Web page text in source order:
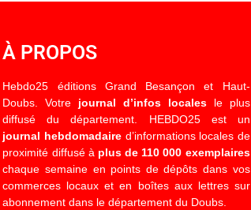
À PROPOS
Hebdo25 éditions Grand Besançon et Haut-
Doubs. Votre journal d’infos localesle plus
diffusé du département. HEBDO25 est un
journal hebdomadaired’informations locales de
proximité diffusé à plus de 110 000 exemplaires
chaque semaine en points de dépôts dans vos
commerces locaux et en boîtes aux lettres sur
abonnement dans le département du Doubs.